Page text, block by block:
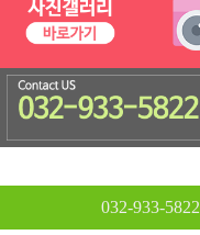
032-933-5822